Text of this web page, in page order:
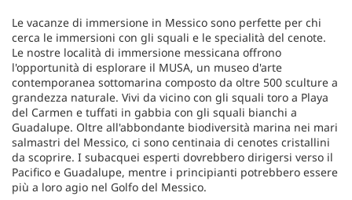
Le vacanze di immersione in Messico sono perfette per chi
cerca le immersioni con gli squali e le specialità del cenote.
Le nostre località di immersione messicana offrono
l'opportunità di esplorare il MUSA, un museo d'arte
contemporanea sottomarina composto da oltre 500 sculture a
grandezza naturale. Vivi da vicino con gli squali toro a Playa
del Carmen e tuffati in gabbia con gli squali bianchi a
Guadalupe. Oltre all'abbondante biodiversità marina nei mari
salmastri del Messico, ci sono centinaia di cenotes cristallini
da scoprire. I subacquei esperti dovrebbero dirigersi verso il
Pacifico e Guadalupe, mentre i principianti potrebbero essere
più a loro agio nel Golfo del Messico.